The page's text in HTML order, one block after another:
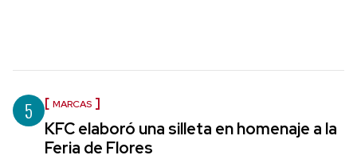
5 MARCAS
KFC elaboró una silleta en homenaje a la
Feria de Flores